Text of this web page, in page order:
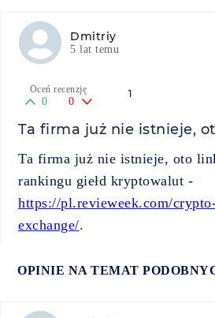
Dmitriy
5 lat temu
1
Oceń recenzję
0 0
Ta firma już nie istnieje,
Ta firma już nie istnieje, oto
rankingu giełd kryptowalut -
https://pl.revieweek.com/
exchange/.
OPINIE NA TEMAT